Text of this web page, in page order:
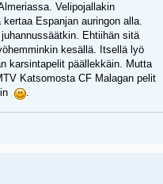
Velipojallakin
Espanjan auringon alla.
Ehtiihän sitä
kesällä. Itsellä lyö
karsintapelit päällekkäin. Mutta
Katsomosta CF Malagan pelit
.